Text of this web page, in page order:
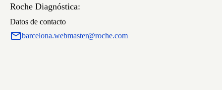
Roche Diagnóstica:
Datos de contacto
barcelona.webmaster@roche.com